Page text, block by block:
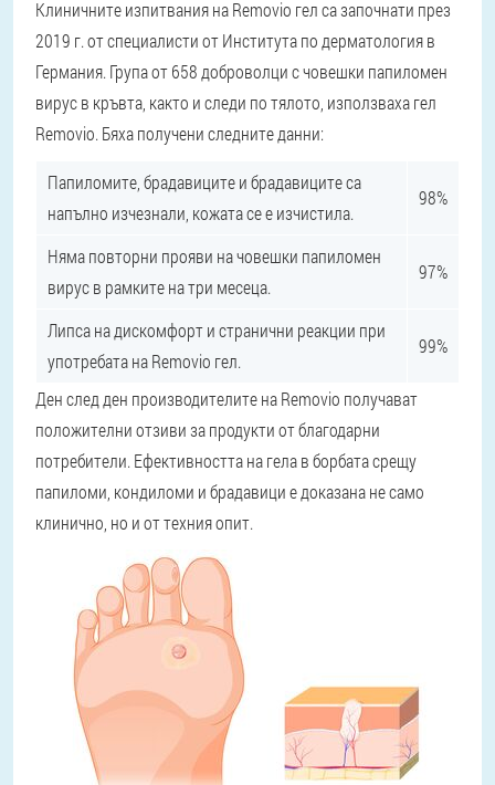
Клиничните изпитвания на Removio гел са започнати през
2019 г. от специалисти от Института по дерматология в
Германия. Група от 658 доброволци с човешки папиломен
вирус в кръвта, както и следи по тялото, използваха гел
Removio. Бяха получени следните данни:
Папиломите, брадавиците и брадавиците са
напълно изчезнали, кожата се е изчистила.
98%
Няма повторни прояви на човешки папиломен
вирус в рамките на три месеца.
97%
Липса на дискомфорт и странични реакции при
употребата на Removio гел.
99%
Ден след ден производителите на Removio получават
положителни отзиви за продукти от благодарни
потребители. Ефективността на гела в борбата срещу
папиломи, кондиломи и брадавици е доказана не само
клинично, но и от техния опит.